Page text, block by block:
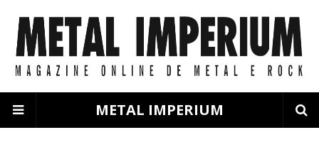
METAL IMPERIUM